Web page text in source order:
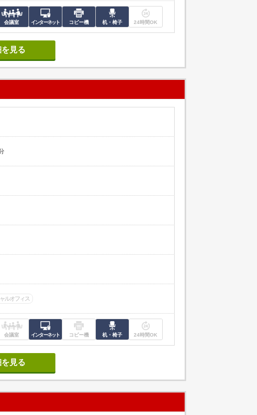
会議室 インターネット コピー機 机・椅子 24時間OK
見る
ルオフィス
会議室 インターネット コピー機 机・椅子 24時間OK
見る